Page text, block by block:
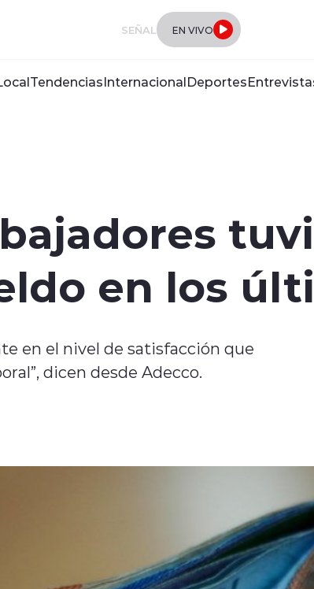
SEÑAL EN VIVO
TendenciasInternacionalDeportes
en los
en el nivel de satisfacción que
dicen desde Adecco.